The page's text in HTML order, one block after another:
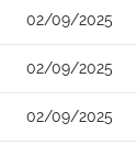
02/09/2025
02/09/2025
02/09/2025